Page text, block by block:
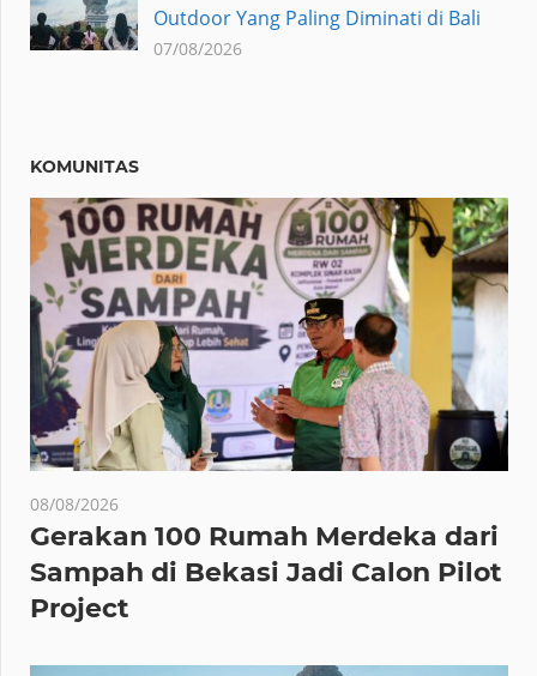
Outdoor Yang Paling Diminati di Bali
07/08/2026
KOMUNITAS
08/08/2026
Gerakan 100 Rumah Merdeka dari
Sampah di Bekasi Jadi Calon Pilot
Project